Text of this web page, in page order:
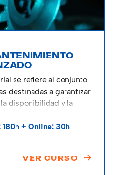
se refiere al conjunto
destinadas a garantizar
disponibilidad y la
en entornos
180h + Online: 30h
VER CURSO